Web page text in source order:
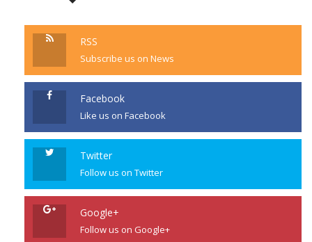
RSS
Subscribe us on News
Facebook
Like us on Facebook
Twitter
Follow us on Twitter
Google+
Follow us on Google+